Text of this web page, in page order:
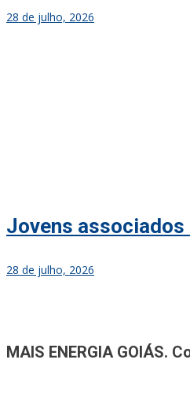
28 de julho, 2026
Jovens
28 de julho, 2026
Jornal mais completo de Noticias
MAIS ENERGIA GOIÁS.